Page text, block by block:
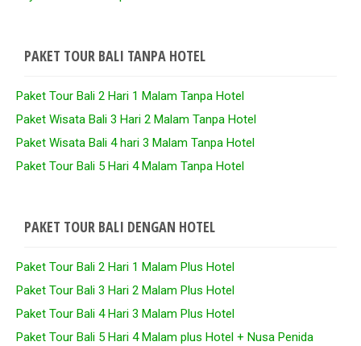
PAKET TOUR BALI TANPA HOTEL
Paket Tour Bali 2 Hari 1 Malam Tanpa Hotel
Paket Wisata Bali 3 Hari 2 Malam Tanpa Hotel
Paket Wisata Bali 4 hari 3 Malam Tanpa Hotel
Paket Tour Bali 5 Hari 4 Malam Tanpa Hotel
PAKET TOUR BALI DENGAN HOTEL
Paket Tour Bali 2 Hari 1 Malam Plus Hotel
Paket Tour Bali 3 Hari 2 Malam Plus Hotel
Paket Tour Bali 4 Hari 3 Malam Plus Hotel
Paket Tour Bali 5 Hari 4 Malam plus Hotel + Nusa Penida